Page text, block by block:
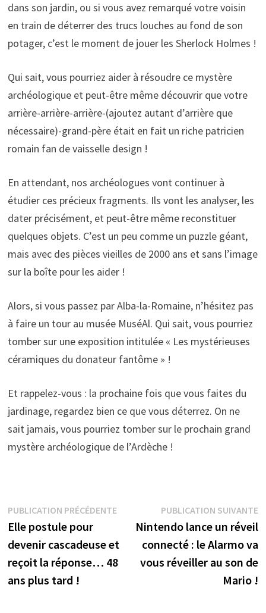
dans son jardin, ou si vous avez remarqué votre voisin
en train de déterrer des trucs louches au fond de son
potager, c’est le moment de jouer les Sherlock Holmes !
Qui sait, vous pourriez aider à résoudre ce mystère
archéologique et peut-être même découvrir que votre
arrière-arrière-arrière-(ajoutez autant d’arrière que
nécessaire)-grand-père était en fait un riche patricien
romain fan de vaisselle design !
En attendant, nos archéologues vont continuer à
étudier ces précieux fragments. Ils vont les analyser, les
dater précisément, et peut-être même reconstituer
quelques objets. C’est un peu comme un puzzle géant,
mais avec des pièces vieilles de 2000 ans et sans l’image
sur la boîte pour les aider !
Alors, si vous passez par Alba-la-Romaine, n’hésitez pas
à faire un tour au musée MuséAl. Qui sait, vous pourriez
tomber sur une exposition intitulée « Les mystérieuses
céramiques du donateur fantôme » !
Et rappelez-vous : la prochaine fois que vous faites du
jardinage, regardez bien ce que vous déterrez. On ne
sait jamais, vous pourriez tomber sur le prochain grand
mystère archéologique de l’Ardèche !
Navigation
de
l’article
PUBLICATION PRÉCÉDENTEPublication
précédente :
Elle postule pour
devenir cascadeuse et
reçoit la réponse… 48
ans plus tard !
PUBLICATION SUIVANTE
Nintendo lance un réveil
connecté : le Alarmo va
vous réveiller au son de
Mario !